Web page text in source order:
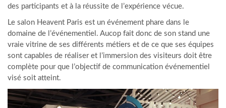
des participants et à la réussite de l’expérience vécue.
Le salon Heavent Paris est un événement phare dans le
domaine de l’événementiel. Aucop fait donc de son stand une
vraie vitrine de ses différents métiers et de ce que ses équipes
sont capables de réaliser et l’immersion des visiteurs doit être
complète pour que l’objectif de communication événementiel
visé soit atteint.